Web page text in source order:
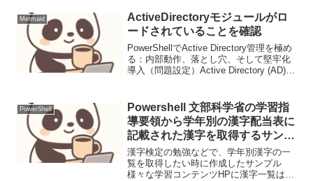
て、GUIフォームを作成...
Mermaid
ActiveDirectoryモジュールがロ
ードされていることを確認
PowerShellでActive Directory管理を極め
る：内部動作、落とし穴、そして堅牢化
導入（問題設定）Active Directory (AD)
ースを管...
PowerShell
Powershell 文部科学省の学習指
導要領から学年別の漢字配当表に
記載された漢字を取得するサンプ
ル
漢字検定の勉強などで、学年別漢字の一
覧を取得したい時に作成したサンプル
様々な学習コンテンツHPに漢字一覧はあ